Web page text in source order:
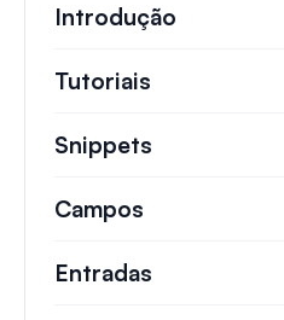
Introdução
Tutoriais
Snippets
Campos
Entradas